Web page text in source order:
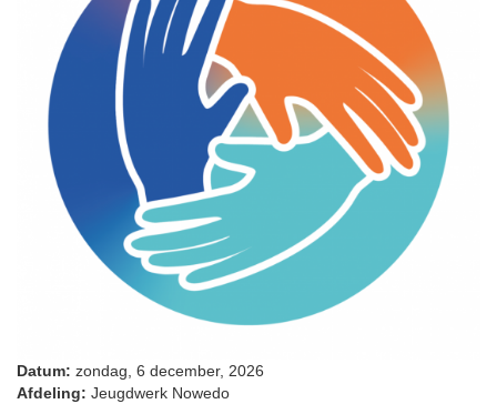
Datum: zondag, 6 december, 2026
Afdeling: Jeugdwerk Nowedo